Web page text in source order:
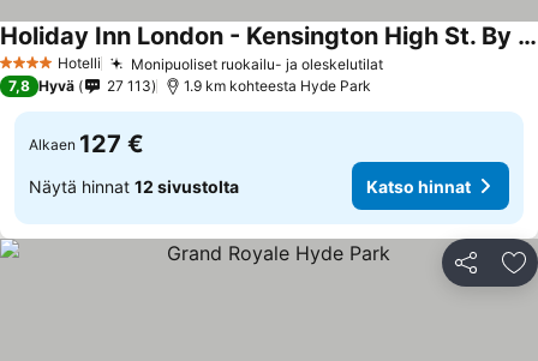
4 Tähtiluokitus
Hotelli Monipuoliset ruokailu- ja oleskelutilatKatso hinnat
Holiday Inn London - Kensington High St. By Ihg
Katso hinnat
7,8 Hyvä 27 113 1.9 km kohteesta Hyde Park
Alkaen 127 €
Näytä hinnat 12 sivustolta Katso hinnat
Jaa